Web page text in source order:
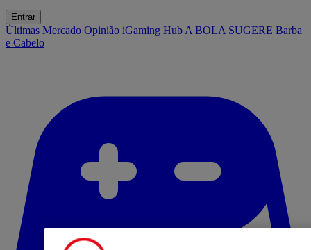
Entrar
Últimas Mercado Opinião iGaming Hub A BOLA SUGERE Barba
e Cabelo